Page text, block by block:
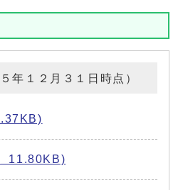
年１２月３１日時点）
11.80KB)